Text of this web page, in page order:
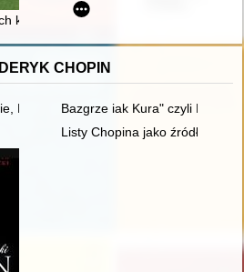
królewskich, kościelnych i
CHOPIN
Fryderyk Chopin [1810-1849]
Bazgrze iak Kura" czyli
Listy Chopina jako źródło